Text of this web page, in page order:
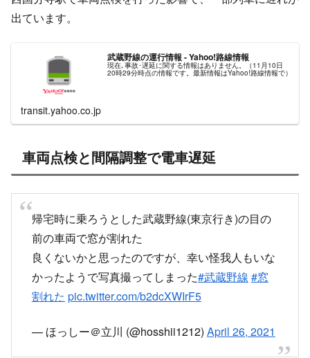
西国分寺駅で車両点検を行った影響で、一部列車に遅れが
出ています。
武蔵野線の運行情報 - Yahoo!路線情報
現在､事故･遅延に関する情報はありません。（11月10日
20時29分時点の情報です。最新情報はYahoo!路線情報で）
transit.yahoo.co.jp
車両点検と間隔調整で電車遅延
帰宅時に乗ろうとした武蔵野線(東京行き)の目の
前の車両で窓が割れた
良くないかと思ったのですが、幸い怪我人もいな
かったようで写真撮ってしまった#武蔵野線